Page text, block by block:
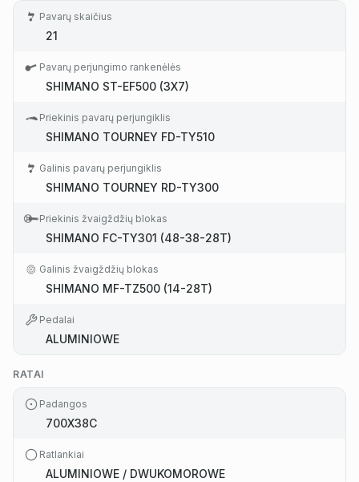
Pavarų skaičius
21
Pavarų perjungimo rankenėlės
SHIMANO ST-EF500 (3X7)
Priekinis pavarų perjungiklis
SHIMANO TOURNEY FD-TY510
Galinis pavarų perjungiklis
SHIMANO TOURNEY RD-TY300
Priekinis žvaigždžių blokas
SHIMANO FC-TY301 (48-38-28T)
Galinis žvaigždžių blokas
SHIMANO MF-TZ500 (14-28T)
Pedalai
ALUMINIOWE
RATAI
Padangos
700X38C
Ratlankiai
ALUMINIOWE / DWUKOMOROWE